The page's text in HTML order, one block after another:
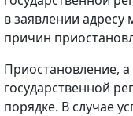
в заявлении
причин
Приостановление,
государственной
порядке. В случае